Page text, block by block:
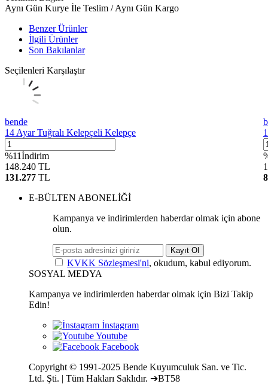
Aynı Gün Kurye İle Teslim / Aynı Gün Kargo
Benzer Ürünler
İlgili Ürünler
Son Bakılanlar
Seçilenleri Karşılaştır
bende
14 Ayar Tuğralı Kelepçeli Kelepçe
%11İndirim
148.240 TL
131.277 TL
E-BÜLTEN ABONELİĞİ
Kampanya ve indirimlerden haberdar olmak için abone
olun.
Kayıt Ol
KVKK Sözleşmesi'ni, okudum, kabul ediyorum.
SOSYAL MEDYA
Kampanya ve indirimlerden haberdar olmak için Bizi Takip
Edin!
Copyright © 1991-2025 Bende Kuyumculuk San. ve Tic.
Ltd. Şti. | Tüm Hakları Saklıdır. ➔BT58